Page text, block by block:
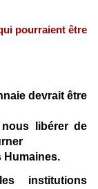
pourraient être
devrait être
libérer de
Humaines.
institutions